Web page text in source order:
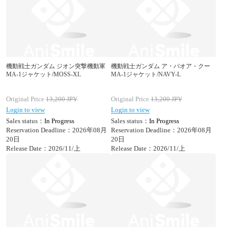
機動戦士ガンダム ジオン突撃機動軍
MA-1ジャケット/MOSS-XL
Original Price 13,200JPY
Login to view
Sales status： In Progress
Reservation Deadline：2026年08月
20日
Release Date：2026/11/上
機動戦士ガンダム ア・バオア・クー
MA-1ジャケット/NAVY-L
Original Price 13,200JPY
Login to view
Sales status： In Progress
Reservation Deadline：2026年08月
20日
Release Date：2026/11/上